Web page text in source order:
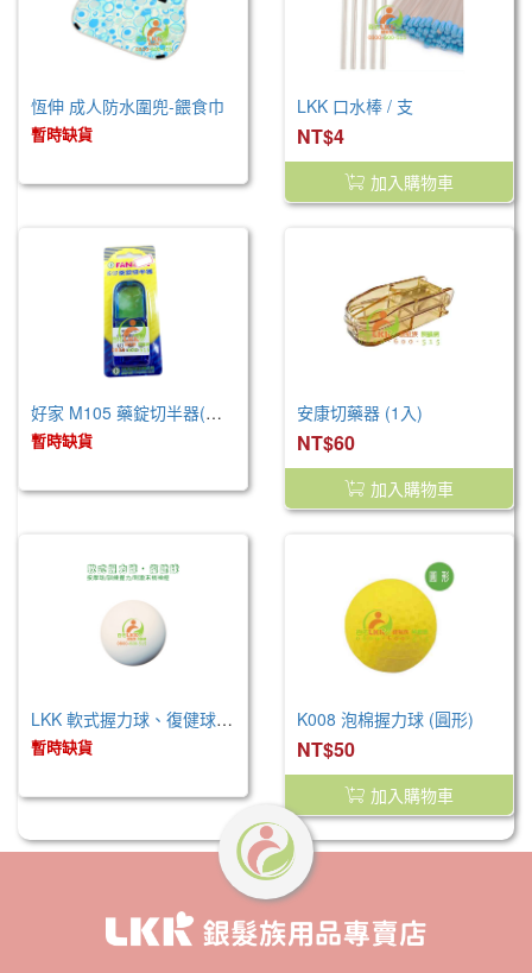
恆伸 成人防水圍兜-餵食巾
暫時缺貨
LKK 口水棒 / 支
NT$4
加入購物車
好家 M105 藥錠切半器(切藥器)
暫時缺貨
安康切藥器 (1入)
NT$60
加入購物車
LKK 軟式握力球、復健球(白)
暫時缺貨
K008 泡棉握力球 (圓形)
NT$50
加入購物車